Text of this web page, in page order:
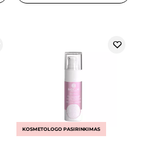
KOSMETOLOGO PASIRINKIMAS